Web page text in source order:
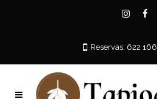
Reservas: 622